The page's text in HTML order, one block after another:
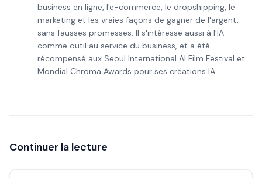
business en ligne, l'e-commerce, le dropshipping, le
marketing et les vraies façons de gagner de l'argent,
sans fausses promesses. Il s'intéresse aussi à l'IA
comme outil au service du business, et a été
récompensé aux Seoul International AI Film Festival et
Mondial Chroma Awards pour ses créations IA.
Continuer la lecture